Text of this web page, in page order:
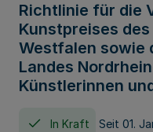
Richtlinie für die
Kunstpreises
Westfalen sowie
Landes
Künstlerinnen
In Kraft Seit 01.